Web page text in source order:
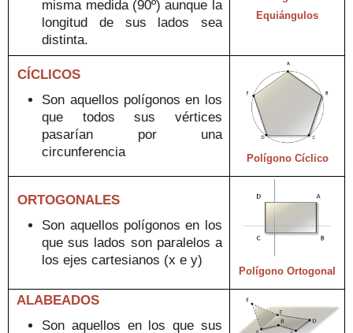
misma medida (90º) aunque la
longitud de sus lados sea
distinta.
Equiángulos
CÍCLICOS
Son aquellos polígonosen los
que todos sus vértices
pasarían por una
circunferencia
Polígono Cíclico
ORTOGONALES
Son aquellos polígonosen los
quesus lados son paralelos a
los ejes cartesianos (x e y)
Polígono Ortogonal
ALABEADOS
Son aquellos en los que sus